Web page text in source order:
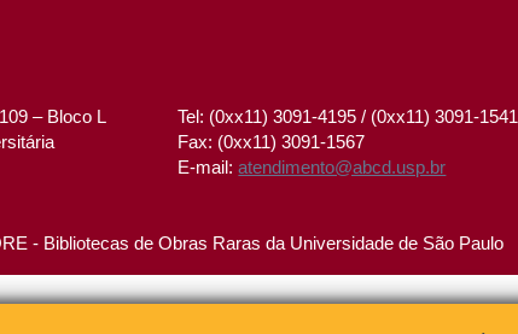
– Bloco L
Tel: (0xx11) 3091-4195 / (0xx11) 3091-1541
Fax: (0xx11) 3091-1567
E-mail:atendimento@abcd.usp.br
- Bibliotecas de Obras Raras da Universidade de São Paulo